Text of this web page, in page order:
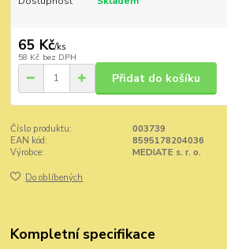
65 Kč/ks
58 Kč bez DPH
Přidat do košíku
Číslo produktu:
003739
EAN kód:
8595178204036
Výrobce:
MEDIATE s. r. o.
Do oblíbených
Kompletní specifikace